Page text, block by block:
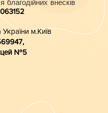
благодійних внесків
м.Київ
№5